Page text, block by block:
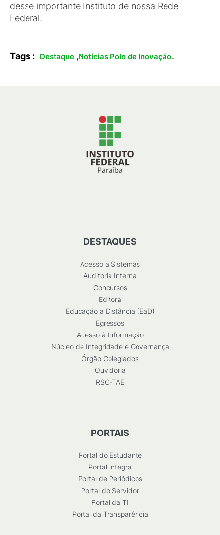
desse importante Instituto de nossa Rede
Federal.
Tags : Destaque ,Notícias Polo de Inovação.
DESTAQUES
Acesso a Sistemas
Auditoria Interna
Concursos
Editora
Educação a Distância (EaD)
Egressos
Acesso à Informação
Núcleo de Integridade e Governança
Órgão Colegiados
Ouvidoria
RSC-TAE
PORTAIS
Portal do Estudante
Portal Integra
Portal de Periódicos
Portal do Servidor
Portal da TI
Portal da Transparência